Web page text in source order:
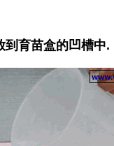
到育苗盒的凹槽中.